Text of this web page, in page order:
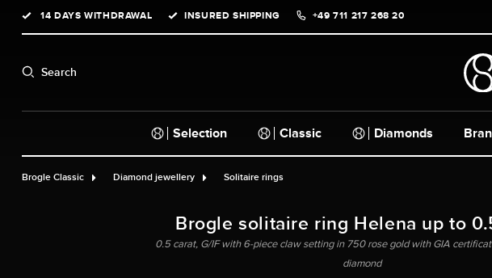
Skip to main navigation
14 DAYS WITHDRAWAL INSURED SHIPPING +49 711 217 268 20
Search
Selection Classic Diamonds
Brogle Classic Diamond jewellery Solitaire rings
Brogle solitaire ring Helena up to
0.5 carat, G/IF with 6-piece claw setting in 750 rose gold with GIA
diamond